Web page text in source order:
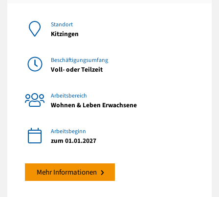
Standort
Kitzingen
Beschäftigungsumfang
Voll- oder Teilzeit
Arbeitsbereich
Wohnen & Leben Erwachsene
Arbeitsbeginn
zum 01.01.2027
Mehr Informationen